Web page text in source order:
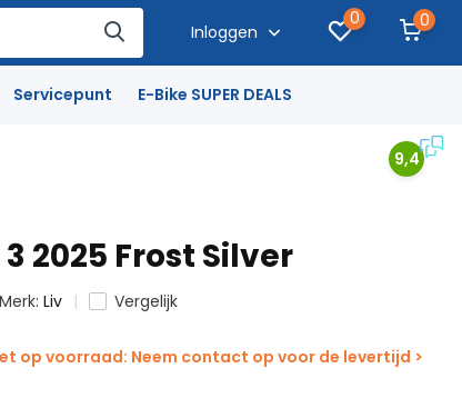
Inloggen
0 0
Servicepunt E-Bike SUPER DEALS
9,4
2025 Frost Silver
Merk:Liv Vergelijk
op voorraad: Neem contact op voor de levertijd >